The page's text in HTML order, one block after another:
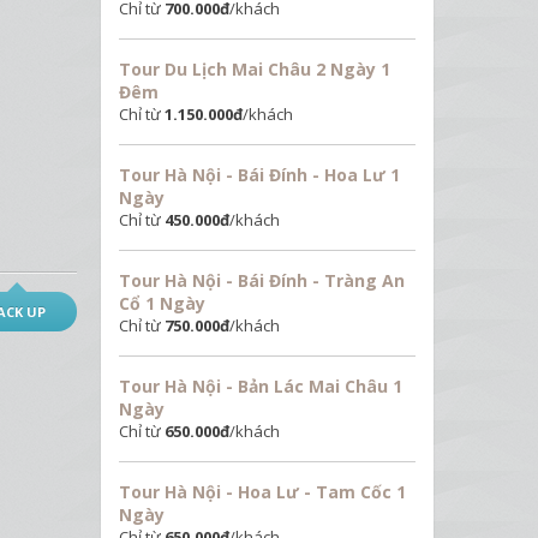
UP
Chỉ từ 700.000đ/khách
Tour Du Lịch Mai Châu 2 Ngày 1
Đêm
Chỉ từ1.150.000đ/khách
Tour Hà Nội - Bái Đính - Hoa Lư 1
Ngày
Chỉ từ 450.000đ/khách
Tour Hà Nội - Bái Đính - Tràng An
Cổ 1 Ngày
Chỉ từ 750.000đ/khách
Tour Hà Nội - Bản Lác Mai Châu 1
Ngày
Chỉ từ 650.000đ/khách
Tour Hà Nội - Hoa Lư - Tam Cốc 1
Ngày